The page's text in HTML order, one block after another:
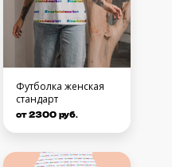
Футболка женская
стандарт
от 2300 руб.